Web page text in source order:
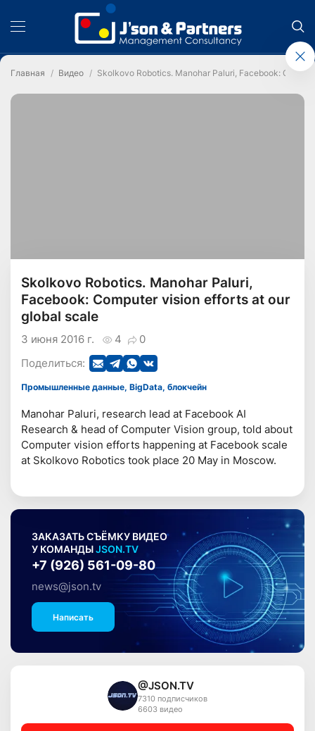
Главная Видео Skolkovo Robotics. Manohar Paluri, Facebook:
Skolkovo Robotics. Manohar Paluri,
Facebook: Computer vision efforts at our
global scale
4 0
3 июня 2016 г.
Поделиться:
Промышленные данные, BigData, блокчейн
Manohar Paluri, research lead at Facebook AI
Research & head of Computer Vision group, told about
Computer vision efforts happening at Facebook scale
at Skolkovo Robotics took place 20 May in Moscow.
ЗАКАЗАТЬ СЪЁМКУ ВИДЕО
У КОМАНДЫJSON.TV
+7 (926) 561-09-80
news@json.tv
Написать
@JSON.TV
7310 подписчиков
6603 видео